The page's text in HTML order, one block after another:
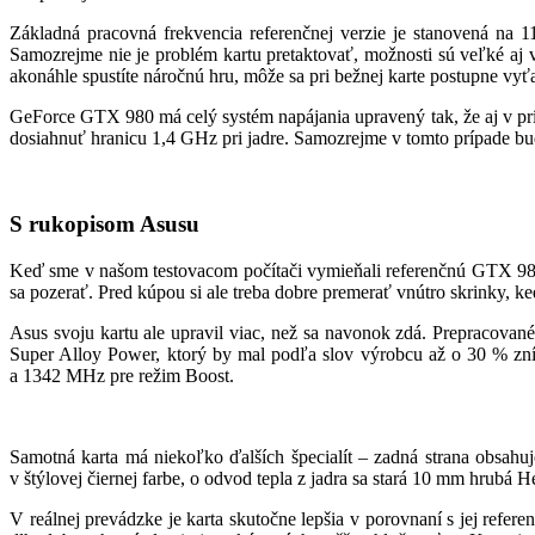
Základná pracovná frekvencia referenčnej verzie je stanovená
Samozrejme nie je problém kartu pretaktovať, možnosti sú veľké
akonáhle spustíte náročnú hru, môže sa pri bežnej karte postupne
GeForce GTX 980 má celý systém napájania upravený tak, že aj v
dosiahnuť hranicu 1,4 GHz pri jadre. Samozrejme v tomto prípade
S rukopisom Asusu
Keď sme v našom testovacom počítači vymieňali referenčnú GTX
sa pozerať. Pred kúpou si ale treba dobre premerať vnútro skrinky,
Asus svoju kartu ale upravil viac, než sa navonok zdá.
Super Alloy Power, ktorý by mal podľa slov výrobcu až o 30 %
a 1342 MHz pre režim Boost.
Samotná karta má niekoľko ďalších špecialít – zadná strana
v štýlovej čiernej farbe, o odvod tepla z jadra sa stará 10 mm hrubá
V reálnej prevádzke je karta skutočne lepšia v porovnaní s jej